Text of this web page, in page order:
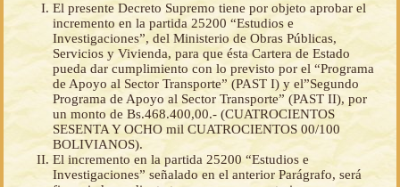
El presente Decreto Supremo tiene por objeto aprobar el
incremento en la partida 25200 “Estudios e
Investigaciones”, del Ministerio de Obras Públicas,
Servicios y Vivienda, para que ésta Cartera de Estado
pueda dar cumplimiento con lo previsto por el “Programa
de Apoyo al Sector Transporte” (PAST I) y el”Segundo
Programa de Apoyo al Sector Transporte” (PAST II), por
un monto de Bs.468.400,00.- (CUATROCIENTOS
SESENTA Y OCHO mil CUATROCIENTOS 00/100
BOLIVIANOS).
El incremento en la partida 25200 “Estudios e
Investigaciones” señalado en el anterior Parágrafo, será